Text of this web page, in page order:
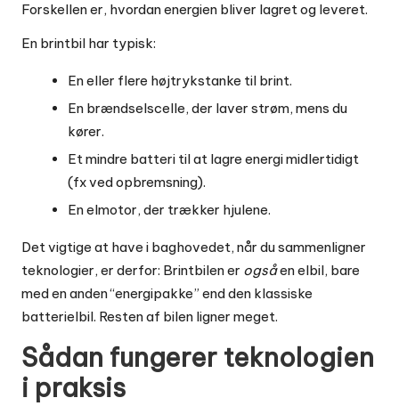
Forskellen er, hvordan energien bliver lagret og leveret.
En brintbil har typisk:
En eller flere højtrykstanke til brint.
En brændselscelle, der laver strøm, mens du
kører.
Et mindre batteri til at lagre energi midlertidigt
(fx ved opbremsning).
En elmotor, der trækker hjulene.
Det vigtige at have i baghovedet, når du sammenligner
teknologier, er derfor: Brintbilen er ogsåen elbil, bare
med en anden “energipakke” end den klassiske
batterielbil. Resten af bilen ligner meget.
Sådan fungerer teknologien
i praksis